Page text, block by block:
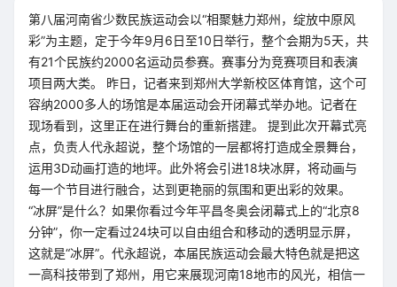
第八届河南省少数民族运动会以“相聚魅力郑州，绽放中原风
彩”为主题，定于今年9月6日至10日举行，整个会期为5天，共
有21个民族约2000名运动员参赛。赛事分为竞赛项目和表演
项目两大类。 昨日，记者来到郑州大学新校区体育馆，这个可
容纳2000多人的场馆是本届运动会开闭幕式举办地。记者在
现场看到，这里正在进行舞台的重新搭建。 提到此次开幕式亮
点，负责人代永超说，整个场馆的一层都将打造成全景舞台，
运用3D动画打造的地坪。此外将会引进18块冰屏，将动画与
每一个节目进行融合，达到更艳丽的氛围和更出彩的效果。
“冰屏”是什么？如果你看过今年平昌冬奥会闭幕式上的“北京8
分钟”，你一定看过24块可以自由组合和移动的透明显示屏，
这就是“冰屏”。代永超说，本届民族运动会最大特色就是把这
一高科技带到了郑州，用它来展现河南18地市的风光，相信一